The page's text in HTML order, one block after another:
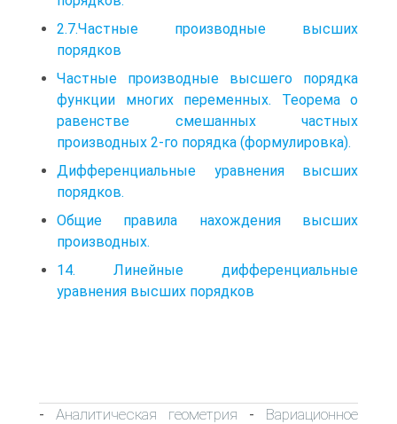
2.7.Частные производные высших
порядков
Частные производные высшего порядка
функции многих переменных. Теорема о
равенстве смешанных частных
производных 2-го порядка (формулировка).
Дифференциальные уравнения высших
порядков.
Общие правила нахождения высших
производных.
14. Линейные дифференциальные
уравнения высших порядков
- Аналитическая геометрия - Вариационное